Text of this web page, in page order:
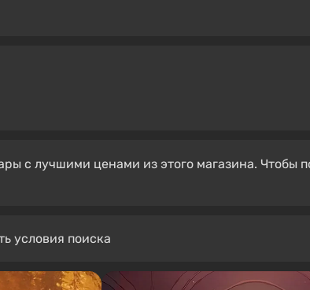
с лучшими ценами из этого магазина. Чтобы
условия поиска